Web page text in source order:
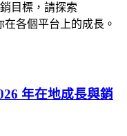
目標，請探索
各個平台上的成長。
年在地成長與銷